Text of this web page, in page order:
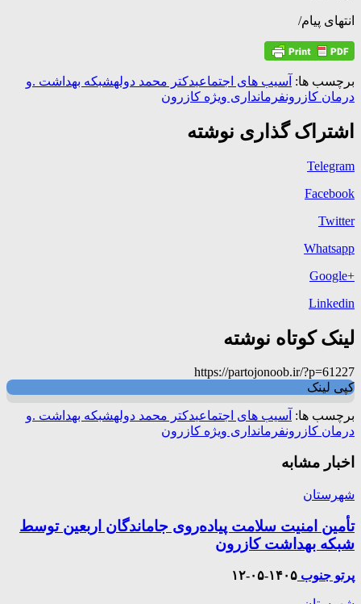
انتهای پیام/
برچسب ها: آسیب های اجتماعیدکتر محمد دولهشبکه بهداشت .و
درمان کازرونفرمانداری ویژه کازرون
اشتراک گذاری نوشته
Telegram
Facebook
Twitter
Whatsapp
+Google
Linkedin
لینک کوتاه نوشته
https://partojonoob.ir/?p=61227
کپی لینک
برچسب ها: آسیب های اجتماعیدکتر محمد دولهشبکه بهداشت .و
درمان کازرونفرمانداری ویژه کازرون
اخبار مشابه
شهرستان
تأمین امنیت سلامت پیاده‌روی جاماندگان اربعین توسط
شبکه بهداشت کازرون
پرتو جنوب ۱۴۰۵-۰۵-۱۲